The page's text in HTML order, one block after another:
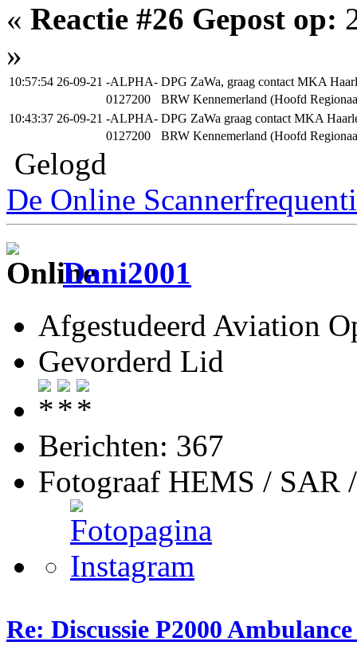
« Reactie #26 Gepost op:
»
10:57:54 26-09-21 -ALPHA- DPG ZaWa, graag contact MKA
0127200
BRW Kennemerland (Hoofd
10:43:37 26-09-21 -ALPHA- DPG ZaWa graag contact MKA
0127200
BRW Kennemerland (Hoofd
Gelogd
De Online
Dani2001
Afgestudeerd Aviation
Gevorderd Lid
Berichten: 367
Fotograaf HEMS / SAR
Re: Discussie P2000